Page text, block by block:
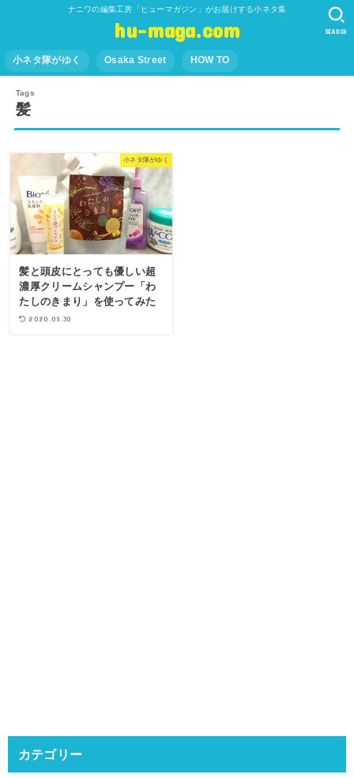
ナニワの編集工房「ヒューマガジン」がお届けする小ネタ集
hu-maga.com
小ネタ隊がゆく Osaka Street HOW TO
SEARCH
髪
小ネタ隊がゆく
髪と頭皮にとっても優しい超
濃厚クリームシャンプー「わ
たしのきまり」を使ってみた
2020.05.30
カテゴリー